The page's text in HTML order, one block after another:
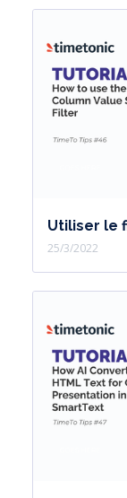
Utiliser le
25/3/2022